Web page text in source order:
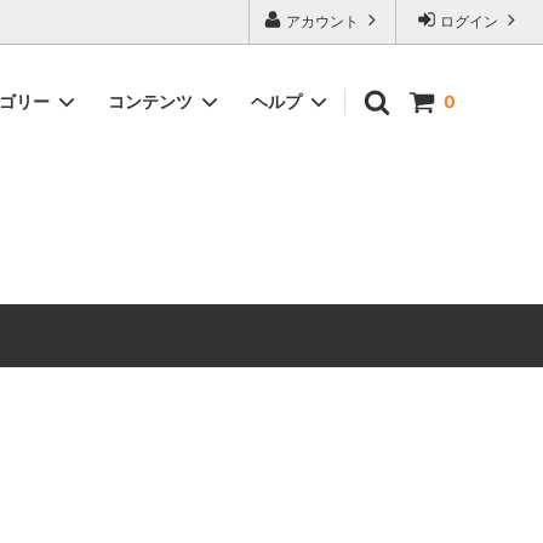
ログイン
アカウント
0
リー コンテンツ ヘルプ